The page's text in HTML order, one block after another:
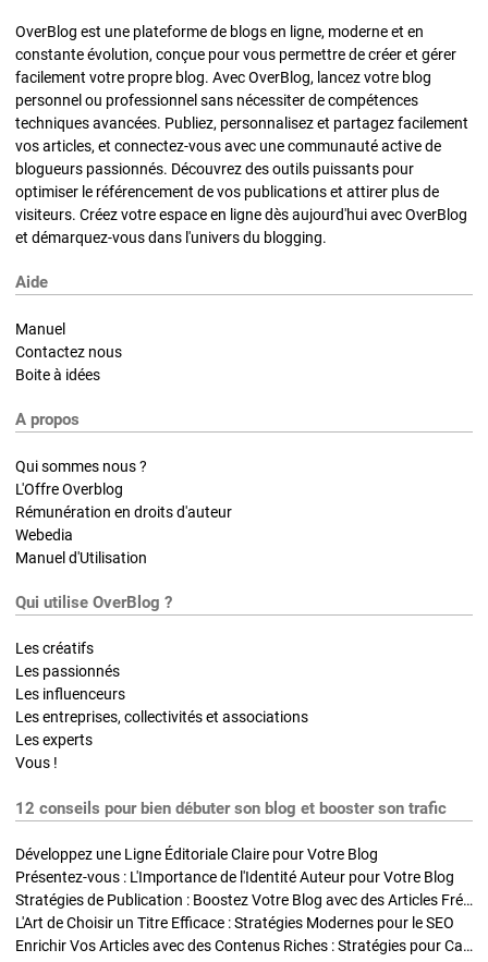
OverBlog est une plateforme de blogs en ligne, moderne et en
constante évolution, conçue pour vous permettre de créer et gérer
facilement votre propre blog. Avec OverBlog, lancez votre blog
personnel ou professionnel sans nécessiter de compétences
techniques avancées. Publiez, personnalisez et partagez facilement
vos articles, et connectez-vous avec une communauté active de
blogueurs passionnés. Découvrez des outils puissants pour
optimiser le référencement de vos publications et attirer plus de
visiteurs. Créez votre espace en ligne dès aujourd'hui avec OverBlog
et démarquez-vous dans l'univers du blogging.
Aide
Manuel
Contactez nous
Boite à idées
A propos
Qui sommes nous ?
L'Offre Overblog
Rémunération en droits d'auteur
Webedia
Manuel d'Utilisation
Qui utilise OverBlog ?
Les créatifs
Les passionnés
Les influenceurs
Les entreprises, collectivités et associations
Les experts
Vous !
12 conseils pour bien débuter son blog et booster son trafic
Développez une Ligne Éditoriale Claire pour Votre Blog
Présentez-vous : L'Importance de l'Identité Auteur pour Votre Blog
Stratégies de Publication : Boostez Votre Blog avec des Articles Fréquents et Exclusifs
L'Art de Choisir un Titre Efficace : Stratégies Modernes pour le SEO
Enrichir Vos Articles avec des Contenus Riches : Stratégies pour Captiver et Optimiser